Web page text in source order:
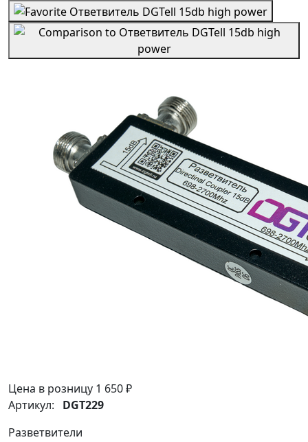
Цена в розницу 1 650 ₽
Артикул: DGT229
Разветвители